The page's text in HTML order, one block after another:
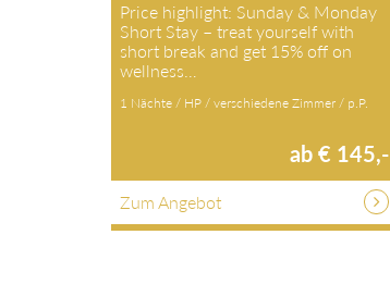
Price highlight: Sunday & Monday
Short Stay – treat yourself with
short break and get 15% off on
wellness…
1 Nächte / HP / verschiedene Zimmer / p.P.
ab € 145,-
Zum Angebot